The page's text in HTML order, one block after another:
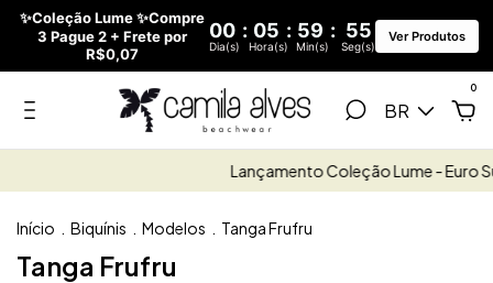
✨Coleção Lume ✨Compre
3 Pague 2 + Frete por
R$0,07
00 : 05 : 59 : 54
Dia(s) Hora(s) Min(s) Seg(s)
Ver Produtos
BR
0
Lançamento Coleção Lume - Euro Summer
Início Biquínis Modelos Tanga Frufru
Tanga Frufru